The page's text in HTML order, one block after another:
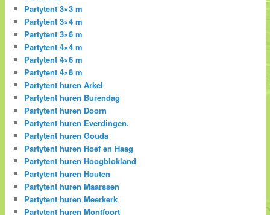
Partytent 3×3 m
Partytent 3×4 m
Partytent 3×6 m
Partytent 4×4 m
Partytent 4×6 m
Partytent 4×8 m
Partytent huren Arkel
Partytent huren Burendag
Partytent huren Doorn
Partytent huren Everdingen.
Partytent huren Gouda
Partytent huren Hoef en Haag
Partytent huren Hoogblokland
Partytent huren Houten
Partytent huren Maarssen
Partytent huren Meerkerk
Partytent huren Montfoort